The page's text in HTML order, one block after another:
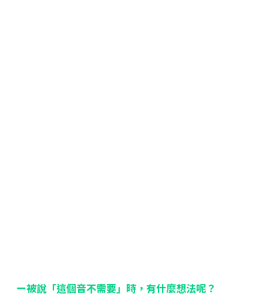
ー被說「這個音不需要」時，有什麼想法呢？